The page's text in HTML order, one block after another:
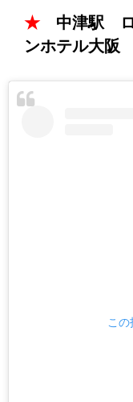
★中津駅 ロ
ンホテル大阪
こ